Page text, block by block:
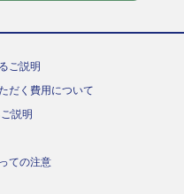
ご説明
だく費用について
説明
ての注意